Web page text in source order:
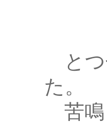
とつ
た。
苦鳴